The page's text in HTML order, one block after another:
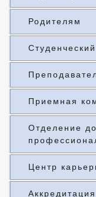
Родителям
Приемная
Отделение
Центр